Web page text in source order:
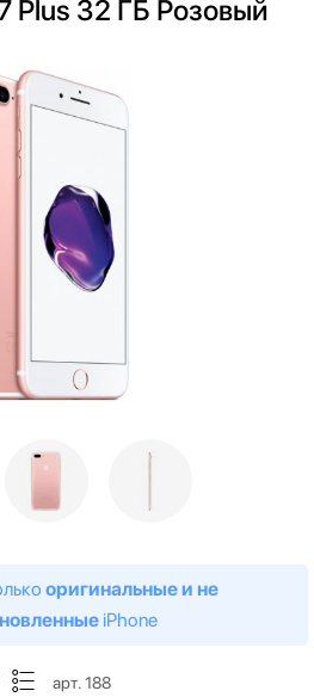
Plus 32 ГБ Розовый
оригинальные и не
iPhone
арт. 188